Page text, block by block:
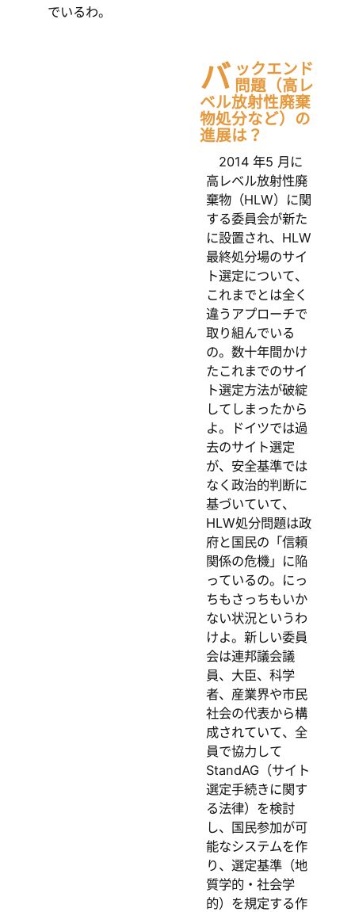
でいるわ。
バ ックエンド
問題（高レ
ベル放射性廃棄
物処分など）の
進展は？
2014 年5 月に
高レベル放射性廃
棄物（HLW）に関
する委員会が新た
に設置され、HLW
最終処分場のサイ
ト選定について、
これまでとは全く
違うアプローチで
取り組んでいる
の。数十年間かけ
たこれまでのサイ
ト選定方法が破綻
してしまったから
よ。ドイツでは過
去のサイト選定
が、安全基準では
なく政治的判断に
基づいていて、
HLW処分問題は政
府と国民の「信頼
関係の危機」に陥
っているの。にっ
ちもさっちもいか
ない状況というわ
けよ。新しい委員
会は連邦議会議
員、大臣、科学
者、産業界や市民
社会の代表から構
成されていて、全
員で協力して
StandAG（サイト
選定手続きに関す
る法律）を検討
し、国民参加が可
能なシステムを作
り、選定基準（地
質学的・社会学
的）を規定する作